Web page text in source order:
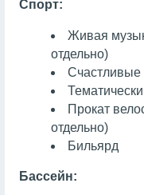
Спорт:
Живая
отдельно)
Счастливые
Прокат
отдельно)
Бильярд
Бассейн: